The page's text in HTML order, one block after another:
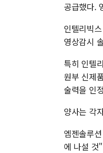
공급했다.
인텔리빅
영상감시
특히 인텔
원부 신제
술력을 인
양사는 각
엠젠솔루
에 나설 것